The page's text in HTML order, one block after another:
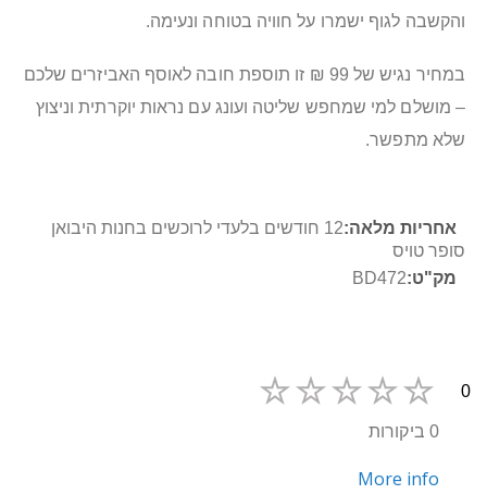
והקשבה לגוף ישמרו על חוויה בטוחה ונעימה.
במחיר נגיש של 99 ₪ זו תוספת חובה לאוסף האביזרים שלכם
– מושלם למי שמחפש שליטה ועונג עם נראות יוקרתית וניצוץ
שלא מתפשר.
מידע
נוסף
12 חודשים בלעדי לרוכשים בחנות היבואן
סופר טויס
BD472
0
0 ביקורות
More info